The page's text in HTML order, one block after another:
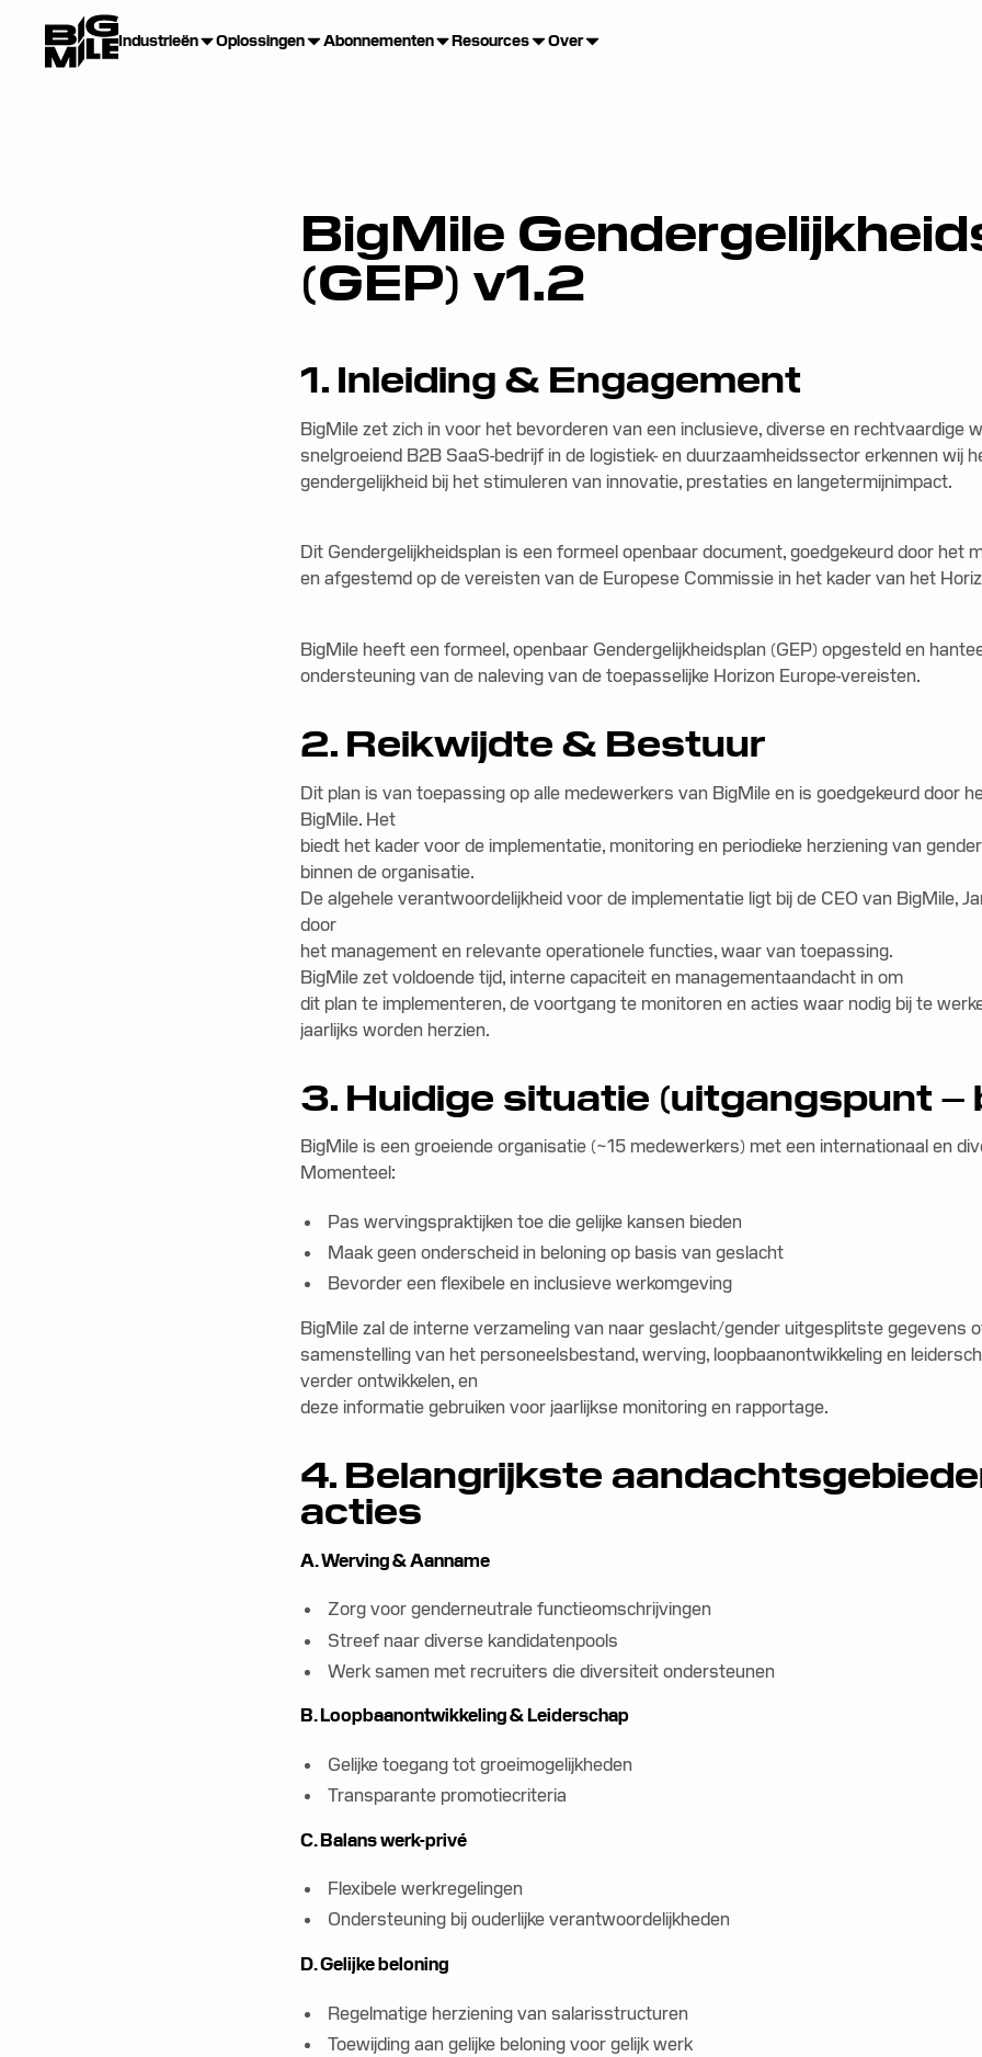
Industrieën Oplossingen Abonnementen Resources Over
BigMile
(GEP) v1.2
1. Inleiding & Engagement
BigMile zet zich in voor het bevorderen van een inclusieve, diverse en rechtvaardige
snelgroeiend B2B SaaS-bedrijf in de logistiek- en duurzaamheidssector erkennen wij
gendergelijkheid bij het stimuleren van innovatie, prestaties en langetermijnimpact.
Dit Gendergelijkheidsplan is een formeel openbaar document, goedgekeurd door het
en afgestemd op de vereisten van de Europese Commissie in het kader van het
BigMile heeft een formeel, openbaar Gendergelijkheidsplan (GEP) opgesteld en
ondersteuning van de naleving van de toepasselijke Horizon Europe-vereisten.
2. Reikwijdte & Bestuur
Dit plan is van toepassing op alle medewerkers van BigMile en is goedgekeurd door
BigMile. Het
biedt het kader voor de implementatie, monitoring en periodieke herziening van
binnen de organisatie.
De algehele verantwoordelijkheid voor de implementatie ligt bij de CEO van BigMile,
door
het management en relevante operationele functies, waar van toepassing.
BigMile zet voldoende tijd, interne capaciteit en managementaandacht in om
dit plan te implementeren, de voortgang te monitoren en acties waar nodig bij te
jaarlijks worden herzien.
3. Huidige situatie (uitgangspunt –
BigMile is een groeiende organisatie (~15 medewerkers) met een internationaal en
Momenteel:
Pas wervingspraktijken toe die gelijke kansen bieden
Maak geen onderscheid in beloning op basis van geslacht
Bevorder een flexibele en inclusieve werkomgeving
BigMile zal de interne verzameling van naar geslacht/gender uitgesplitste gegevens
samenstelling van het personeelsbestand, werving, loopbaanontwikkeling en
verder ontwikkelen, en
deze informatie gebruiken voor jaarlijkse monitoring en rapportage.
4. Belangrijkste
acties
A. Werving & Aanname
Zorg voor genderneutrale functieomschrijvingen
Streef naar diverse kandidatenpools
Werk samen met recruiters die diversiteit ondersteunen
B. Loopbaanontwikkeling & Leiderschap
Gelijke toegang tot groeimogelijkheden
Transparante promotiecriteria
C. Balans werk-privé
Flexibele werkregelingen
Ondersteuning bij ouderlijke verantwoordelijkheden
D. Gelijke beloning
Regelmatige herziening van salarisstructuren
Toewijding aan gelijke beloning voor gelijk werk